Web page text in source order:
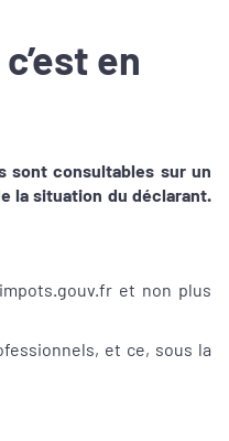
en
sont consultables sur un
la situation du déclarant.
et non plus
et ce, sous la